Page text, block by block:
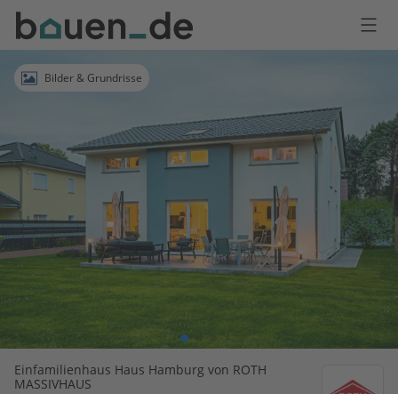
Bauen
Logo
AnmeldenBilder & Grundrisse
Einfamilienhaus Haus Hamburg von ROTH
MASSIVHAUS